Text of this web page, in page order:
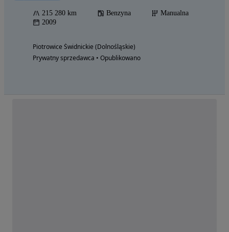
215 280 km Benzyna
Manualna
2009
Piotrowice Świdnickie (Dolnośląskie)
Prywatny sprzedawca • Opublikowano